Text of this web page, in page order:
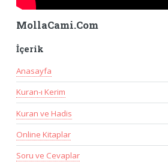
MollaCami.Com
İçerik
Anasayfa
Kuran-ı Kerim
Kuran ve Hadis
Online Kitaplar
Soru ve Cevaplar